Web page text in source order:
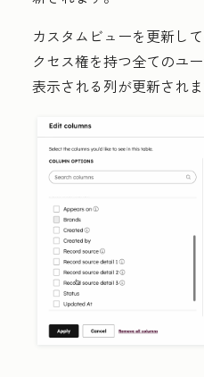
カスタムビューを更新し
クセス権を持つ全てのユ
表示される列が更新されま